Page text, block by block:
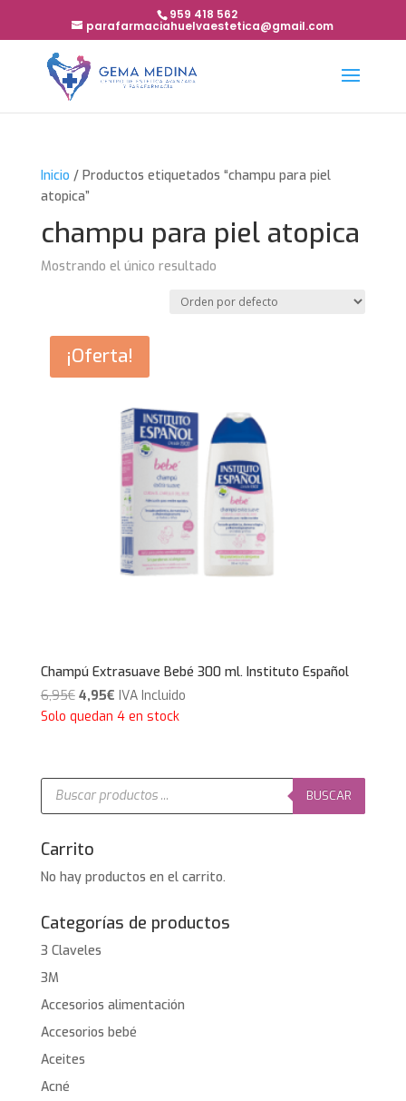
959 418 562
parafarmaciahuelvaestetica@gmail.com
Inicio / Productos etiquetados “champu para piel
atopica”
champu para piel atopica
Mostrando el único resultado
¡Oferta!
Champú Extrasuave Bebé 300 ml. Instituto Español
6,95€ El
precio
6,95€.
4,95€El
precio
4,95€.
IVA Incluido
Solo quedan 4 en stock
Búsqueda
productos
BUSCAR
Carrito
No hay productos en el carrito.
Categorías de productos
3 Claveles
3M
Accesorios alimentación
Accesorios bebé
Aceites
Acné